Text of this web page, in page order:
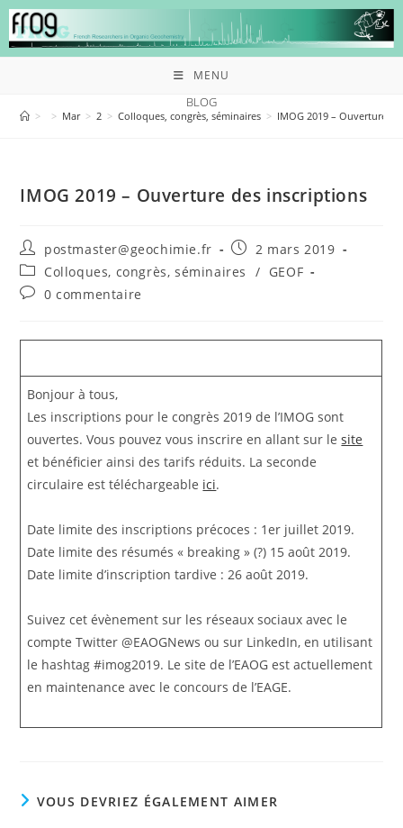
MENU
BLOG
> > Mar > 2 > Colloques, congrès, séminaires > IMOG 2019 – Ouverture
IMOG 2019 – Ouverture des inscriptions
postmaster@geochimie.fr
2 mars 2019
Colloques, congrès, séminaires
/ GEOF
0 commentaire
Bonjour à tous,
Les inscriptions pour le congrès 2019 de l’IMOG sont
ouvertes. Vous pouvez vous inscrire en allant sur lesite
et bénéficier ainsi des tarifs réduits. La seconde
circulaire est téléchargeable ici.
Date limite des inscriptions précoces : 1er juillet 2019.
Date limite des résumés « breaking » (?) 15 août 2019.
Date limite d’inscription tardive : 26 août 2019.
Suivez cet évènement sur les réseaux sociaux avec le
compte Twitter @EAOGNews ou sur LinkedIn, en utilisant
le hashtag #imog2019. Le site de l’EAOG est actuellement
en maintenance avec le concours de l’EAGE.
VOUS DEVRIEZ ÉGALEMENT AIMER